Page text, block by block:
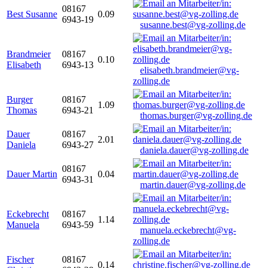
Best Susanne
08167
6943-19
0.09
susanne.best@vg-zolling.de
Brandmeier
Elisabeth
08167
6943-13
0.10
elisabeth.brandmeier@vg-
zolling.de
Burger
Thomas
08167
6943-21
1.09
thomas.burger@vg-zolling.de
Dauer
Daniela
08167
6943-27
2.01
daniela.dauer@vg-zolling.de
Dauer Martin
08167
6943-31
0.04
martin.dauer@vg-zolling.de
Eckebrecht
Manuela
08167
6943-59
1.14
manuela.eckebrecht@vg-
zolling.de
Fischer
08167
0.14